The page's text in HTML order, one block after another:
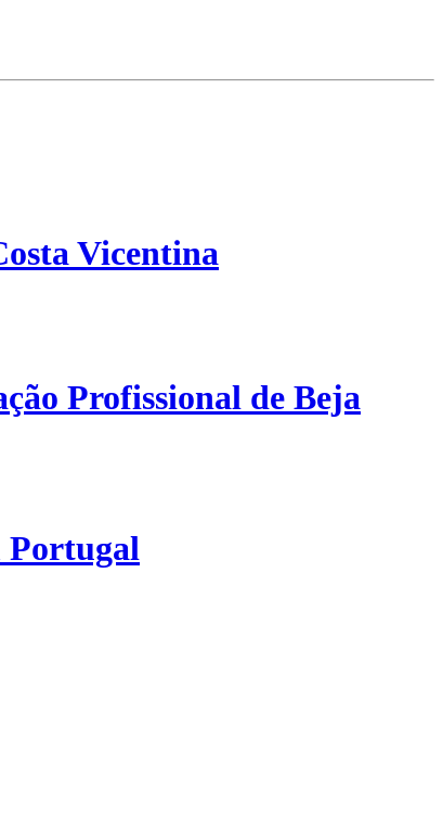
Vicentina
Profissional de Beja
Portugal